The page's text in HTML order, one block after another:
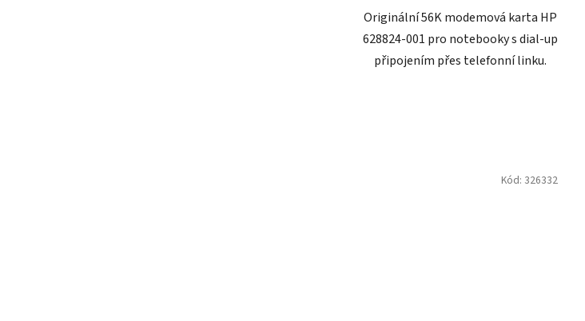
Originální 56K modemová karta HP
628824-001 pro notebooky s dial-up
připojením přes telefonní linku.
Kód: 326332